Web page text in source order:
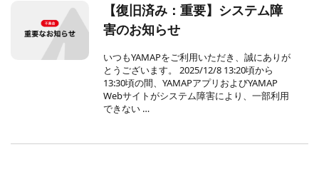
【復旧済み：重要】システム障
害のお知らせ
いつもYAMAPをご利用いただき、誠にありが
とうございます。 2025/12/8 13:20頃から
13:30頃の間、YAMAPアプリおよびYAMAP
Webサイトがシステム障害により、一部利用
できない …